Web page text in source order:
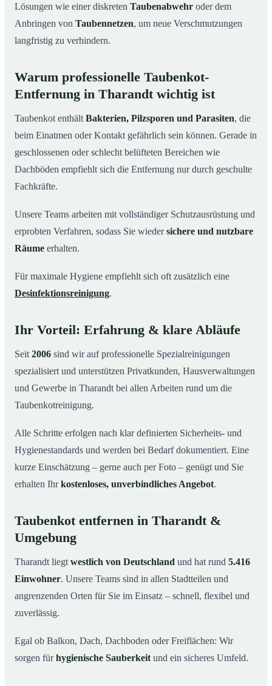
Lösungen wie einer diskreten Taubenabwehr oder dem
Anbringen von Taubennetzen, um neue Verschmutzungen
langfristig zu verhindern.
Warum professionelle Taubenkot-
Entfernung in Tharandt wichtig ist
Taubenkot enthält Bakterien, Pilzsporen und Parasiten, die
beim Einatmen oder Kontakt gefährlich sein können. Gerade in
geschlossenen oder schlecht belüfteten Bereichen wie
Dachböden empfiehlt sich die Entfernung nur durch geschulte
Fachkräfte.
Unsere Teams arbeiten mit vollständiger Schutzausrüstung und
erprobten Verfahren, sodass Sie wiedersichere und nutzbare
Räume erhalten.
Für maximale Hygiene empfiehlt sich oft zusätzlich eine
Desinfektionsreinigung.
Ihr Vorteil: Erfahrung & klare Abläufe
Seit 2006 sind wir auf professionelle Spezialreinigungen
spezialisiert und unterstützen Privatkunden, Hausverwaltungen
und Gewerbe in Tharandt bei allen Arbeiten rund um die
Taubenkotreinigung.
Alle Schritte erfolgen nach klar definierten Sicherheits- und
Hygienestandards und werden bei Bedarf dokumentiert. Eine
kurze Einschätzung – gerne auch per Foto – genügt und Sie
erhalten Ihrkostenloses, unverbindliches Angebot.
Taubenkot entfernen in Tharandt &
Umgebung
Tharandt liegt westlich von Deutschland und hat rund 5.416
Einwohner. Unsere Teams sind in allen Stadtteilen und
angrenzenden Orten für Sie im Einsatz – schnell, flexibel und
zuverlässig.
Egal ob Balkon, Dach, Dachboden oder Freiflächen: Wir
sorgen fürhygienische Sauberkeit und ein sicheres Umfeld.